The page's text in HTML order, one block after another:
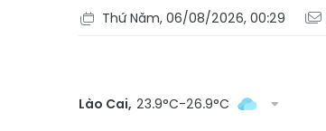
Thứ Năm, 06/08/2026, 00:29
Lào Cai, 23.9°C-26.9°C